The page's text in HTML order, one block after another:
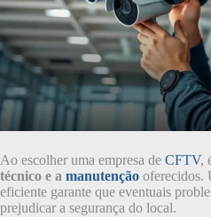
Ao escolher uma empresa de CFTV,
técnico e a manutenção oferecidos.
eficiente garante que eventuais
prejudicar a segurança do local.